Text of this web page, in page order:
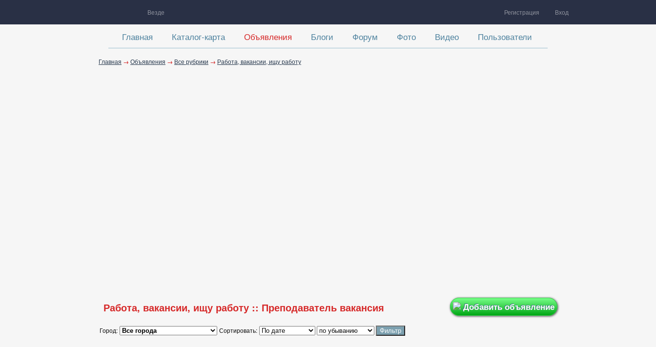
Везде Регистрация Вход
Главная Каталог-карта Объявления Блоги Форум Фото Видео Пользователи
Главная → Объявления → Все рубрики → Работа, вакансии, ищу работу
Добавить объявление
Работа, вакансии, ищу работу :: Преподаватель вакансия
Город: Сортировать: